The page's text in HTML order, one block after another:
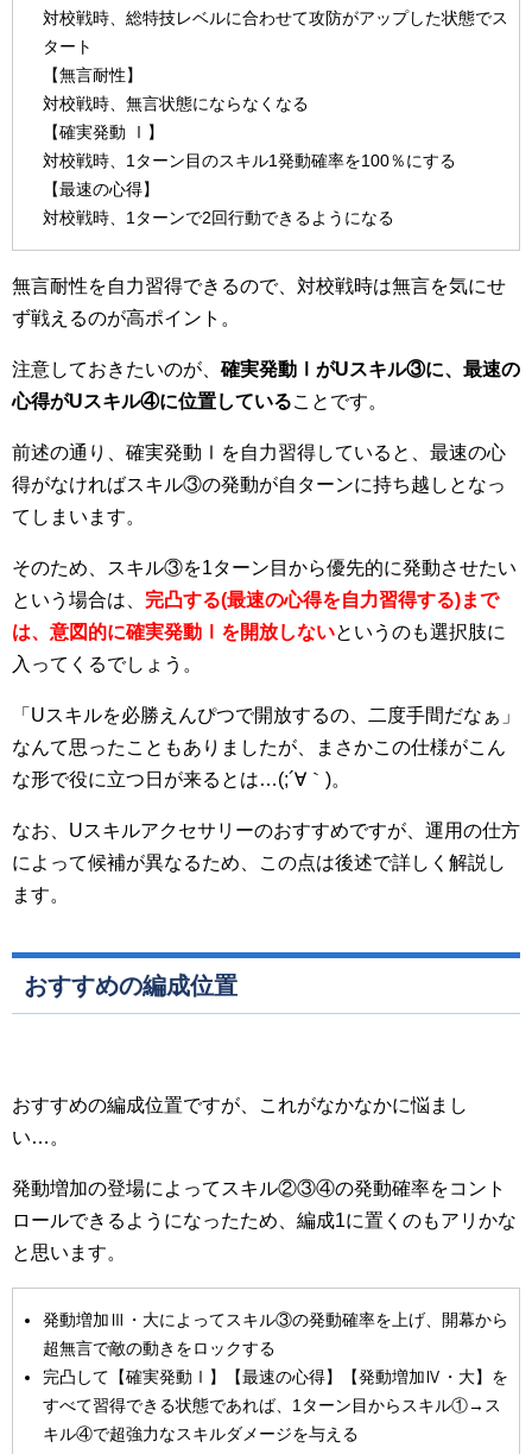
対校戦時、総特技レベルに合わせて攻防がアップした状態でス
タート
【無言耐性】
対校戦時、無言状態にならなくなる
【確実発動 Ⅰ】
対校戦時、1ターン目のスキル1発動確率を100％にする
【最速の心得】
対校戦時、1ターンで2回行動できるようになる
無言耐性を自力習得できるので、対校戦時は無言を気にせ
ず戦えるのが高ポイント。
注意しておきたいのが、 確実発動ⅠがUスキル③に、最速の
心得がUスキル④に位置していることです。
前述の通り、確実発動Ⅰを自力習得していると、最速の心
得がなければスキル③の発動が自ターンに持ち越しとなっ
てしまいます。
そのため、スキル③を1ターン目から優先的に発動させたい
という場合は、 完凸する(最速の心得を自力習得する)まで
は、意図的に確実発動Ⅰを開放しないというのも選択肢に
入ってくるでしょう。
「Uスキルを必勝えんぴつで開放するの、二度手間だなぁ」
なんて思ったこともありましたが、まさかこの仕様がこん
な形で役に立つ日が来るとは…(;´∀｀)。
なお、Uスキルアクセサリーのおすすめですが、運用の仕方
によって候補が異なるため、この点は後述で詳しく解説し
ます。
おすすめの編成位置
おすすめの編成位置ですが、これがなかなかに悩まし
い…。
発動増加の登場によってスキル②③④の発動確率をコント
ロールできるようになったため、編成1に置くのもアリかな
と思います。
発動増加Ⅲ・大によってスキル③の発動確率を上げ、開幕から
超無言で敵の動きをロックする
完凸して【確実発動Ⅰ】【最速の心得】【発動増加Ⅳ・大】を
すべて習得できる状態であれば、1ターン目からスキル①→ス
キル④で超強力なスキルダメージを与える